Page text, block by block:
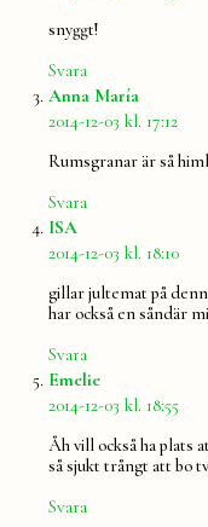
snyggt!
Svara
Anna María
2014-12-03 kl. 17:12
Rumsgranar är så
Svara
ISA
2014-12-03 kl. 18:10
gillar jultemat på
har också en såndär
Svara
Emeliesäger:
2014-12-03 kl. 18:55
Åh vill också ha plats
så sjukt trångt att bo
Svara